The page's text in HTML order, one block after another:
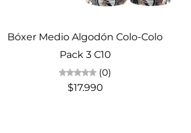
Bóxer Medio Algodón Colo-Colo
Pack 3 C10
(0)
$17.990